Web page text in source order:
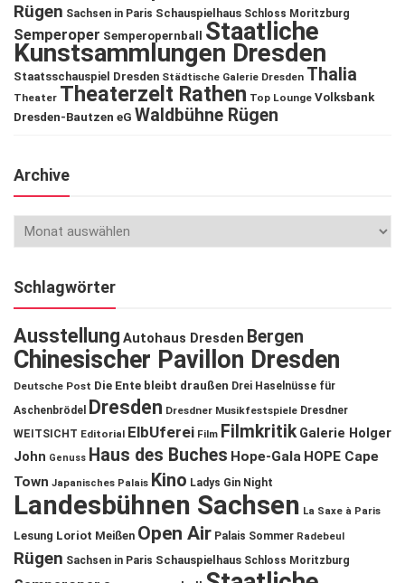
Rügen Sachsen in Paris Schauspielhaus Schloss Moritzburg
Semperoper Semperopernball Staatliche
Kunstsammlungen Dresden
Staatsschauspiel Dresden Städtische Galerie Dresden Thalia
Theater Theaterzelt Rathen Top Lounge Volksbank
Dresden-Bautzen eG Waldbühne Rügen
Archive
Schlagwörter
Ausstellung Autohaus Dresden Bergen
Chinesischer Pavillon Dresden
Deutsche Post Die Ente bleibt draußen Drei Haselnüsse für
Aschenbrödel
Dresden Dresdner Musikfestspiele Dresdner
WEITSICHT Editorial ElbUferei Film Filmkritik Galerie Holger
John Genuss Haus des Buches Hope-Gala HOPE Cape
Town Japanisches Palais Kino Ladys Gin Night
Landesbühnen Sachsen La Saxe à Paris
Lesung Loriot Meißen Open Air Palais Sommer Radebeul
Rügen Sachsen in Paris Schauspielhaus Schloss Moritzburg